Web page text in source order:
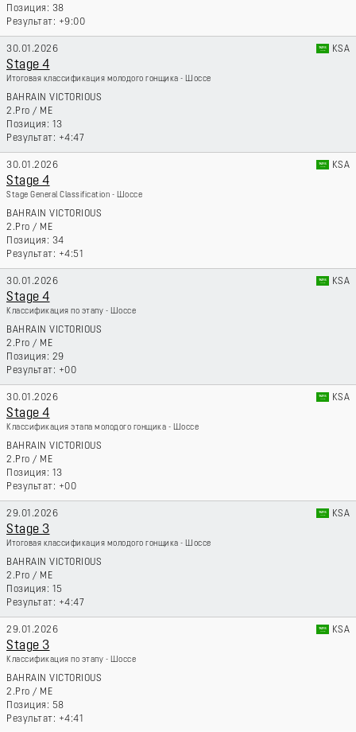
38
+9:00
30.01.2026 KSA
Stage 4
Итоговая классификация молодого гонщика - Шоссе
BAHRAIN VICTORIOUS
2.Pro / ME
13
+4:47
30.01.2026 KSA
Stage 4
Stage General Classification - Шоссе
BAHRAIN VICTORIOUS
2.Pro / ME
34
+4:51
30.01.2026 KSA
Stage 4
Классификация по этапу - Шоссе
BAHRAIN VICTORIOUS
2.Pro / ME
29
+00
30.01.2026 KSA
Stage 4
Классификация этапа молодого гонщика - Шоссе
BAHRAIN VICTORIOUS
2.Pro / ME
13
+00
29.01.2026 KSA
Stage 3
Итоговая классификация молодого гонщика - Шоссе
BAHRAIN VICTORIOUS
2.Pro / ME
15
+4:47
29.01.2026 KSA
Stage 3
Классификация по этапу - Шоссе
BAHRAIN VICTORIOUS
2.Pro / ME
58
+4:41